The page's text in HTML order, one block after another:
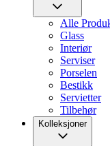
Alle
Glass
Interiør
Serviser
Porselen
Bestikk
Servietter
Tilbehør
Kolleksjoner